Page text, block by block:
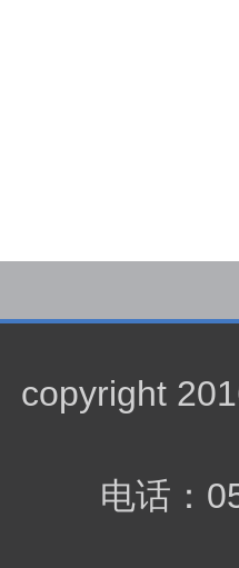
copyright
电话：